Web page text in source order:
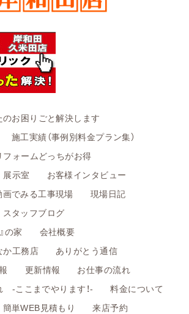
のお困りごと解決します
施工実績（事例別料金プラン集）
ォームどっちがお得
示室
お客様インタビュー
画でみる工事現場
現場日記
スタッフブログ
の家
会社概要
か工務店
ありがとう通信
更新情報
お仕事の流れ
-ここまでやります！-
料金について
簡単WEB見積もり
来店予約